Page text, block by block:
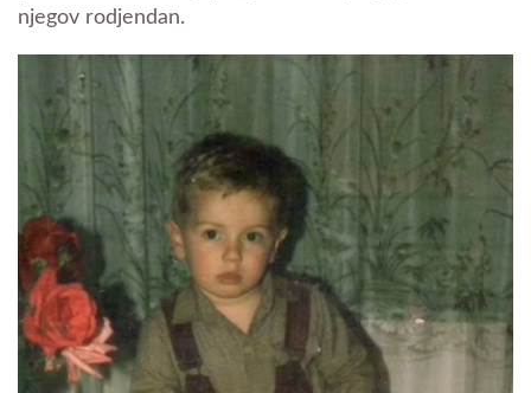
njegov rodjendan.